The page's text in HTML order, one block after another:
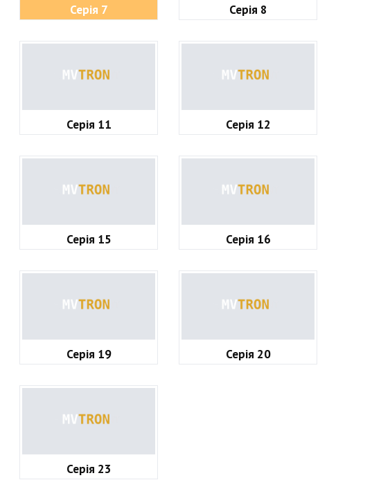
Серія 7 Серія 8
Серія 11 Серія 12
Серія 15 Серія 16
Серія 19 Серія 20
Серія 23